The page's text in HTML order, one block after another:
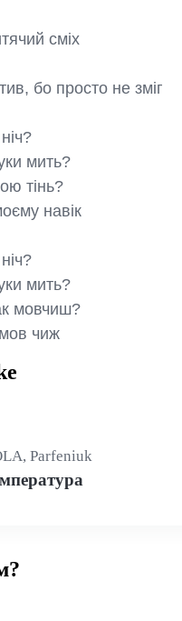
сміх
бо просто не зміг
мить?
тінь?
навік
мить?
мовчиш?
чиж
Parfeniuk